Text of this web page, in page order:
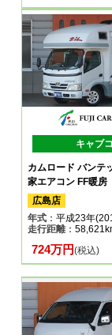
キャブ
カムロード バンテ
家エアコン FF暖房
広島店
年式 ：平成23年
走行距離：
724万円(税込)